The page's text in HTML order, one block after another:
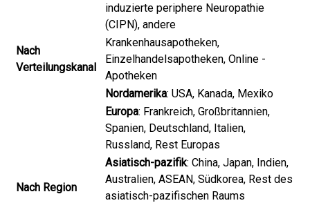
induzierte periphere Neuropathie
(CIPN), andere
Nach
Verteilungskanal
Krankenhausapotheken,
Einzelhandelsapotheken, Online -
Apotheken
Nach Region
Nordamerika: USA, Kanada, Mexiko
Europa: Frankreich, Großbritannien,
Spanien, Deutschland, Italien,
Russland, Rest Europas
Asiatisch-pazifik: China, Japan, Indien,
Australien, ASEAN, Südkorea, Rest des
asiatisch-pazifischen Raums